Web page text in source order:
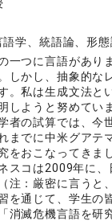
学、統語論、形
一つに言語があ
しかし、抽象的
。私は生成文法と
しようと努めて
者の試算では、今
までに中米グア
をおこなってき
スコは2009年に
注：厳密に言うと
を通じて、学生の
消滅危機言語を